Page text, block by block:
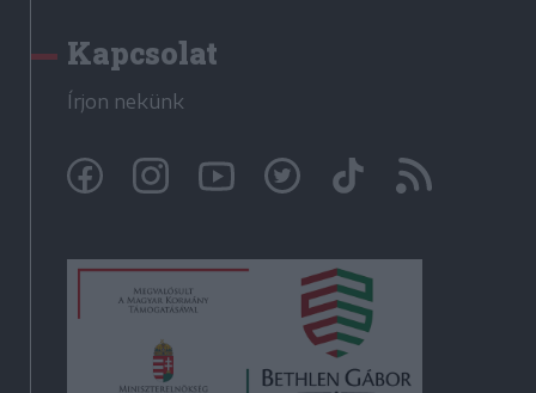
Kapcsolat
Írjon nekünk